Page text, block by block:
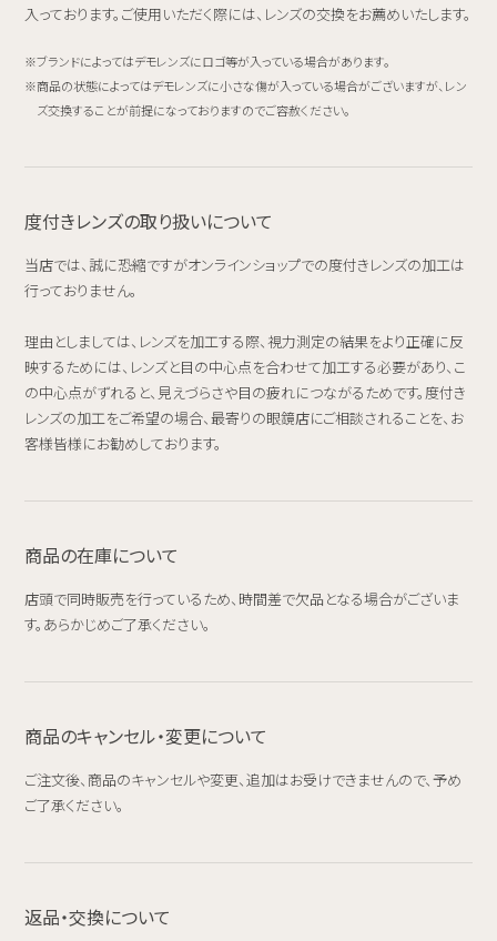
入っております。ご使用いただく際には、レンズの交換をお薦めいたします。
ブランドによってはデモレンズにロゴ等が入っている場合があります。
商品の状態によってはデモレンズに小さな傷が入っている場合がございますが、レン
ズ交換することが前提になっておりますのでご容赦ください。
度付きレンズの取り扱いについて
当店では、誠に恐縮ですがオンラインショップでの度付きレンズの加工は
行っておりません。
理由としましては、レンズを加工する際、視力測定の結果をより正確に反
映するためには、レンズと目の中心点を合わせて加工する必要があり、こ
の中心点がずれると、見えづらさや目の疲れにつながるためです。度付き
レンズの加工をご希望の場合、最寄りの眼鏡店にご相談されることを、お
客様皆様にお勧めしております。
商品の在庫について
店頭で同時販売を行っているため、時間差で欠品となる場合がございま
す。あらかじめご了承ください。
商品のキャンセル・変更について
ご注文後、商品のキャンセルや変更、追加はお受けできませんので、予め
ご了承ください。
返品・交換について